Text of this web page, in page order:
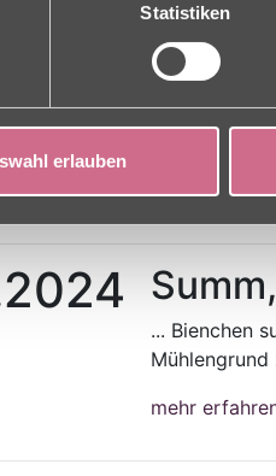
Statistiken
erlauben
Am 25. April
mehr
... Bienchen
mehr